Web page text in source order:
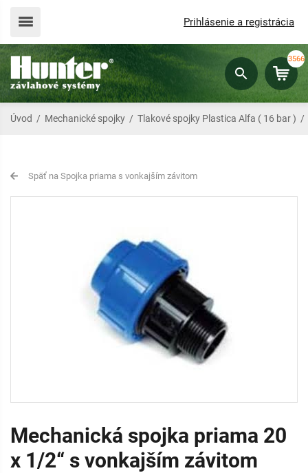
Prihlásenie a registrácia
3566
Úvod / Mechanické spojky / Tlakové spojky Plastica Alfa ( 16 bar ) /
Späť na Spojka priama s vonkajším závitom
Mechanická spojka priama 20
x 1/2“ s vonkajším závitom